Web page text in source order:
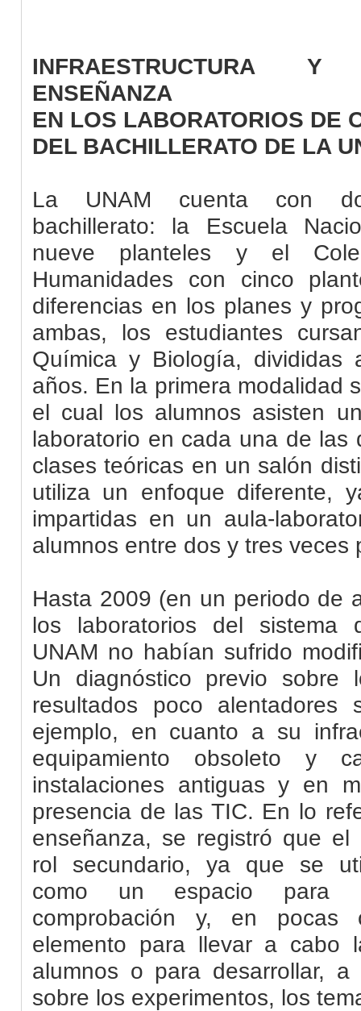
INFRAESTRUCTURA
ENSEÑANZA
EN LOS LABORATORIOS DE
DEL BACHILLERATO DE LA
La UNAM cuenta con
bachillerato: la Escuela
nueve planteles y el
Humanidades con cinco
diferencias en los planes y
ambas, los estudiantes
Química y Biología,
años. En la primera modalidad
el cual los alumnos asisten
laboratorio en cada una de las
clases teóricas en un salón
utiliza un enfoque diferente,
impartidas en un aula-
alumnos entre dos y tres veces
Hasta 2009 (en un periodo de
los laboratorios del sistema
UNAM no habían sufrido
Un diagnóstico previo sobre
resultados poco alentadores
ejemplo, en cuanto a su
equipamiento obsoleto y
instalaciones antiguas y en
presencia de las TIC. En lo
enseñanza, se registró que el
rol secundario, ya que se
como un espacio para
comprobación y, en pocas
elemento para llevar a cabo
alumnos o para desarrollar,
sobre los experimentos, los